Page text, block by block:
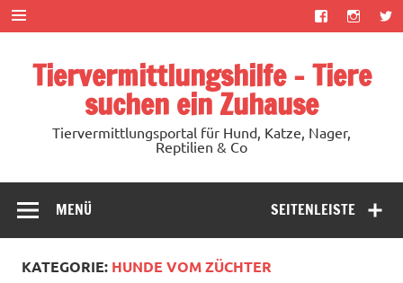
Zum
Inhalt
springen
Tiervermittlungshilfe – Tiere
suchen ein Zuhause
Tiervermittlungsportal für Hund, Katze, Nager,
Reptilien & Co
SEITENLEISTE
MENÜ
KATEGORIE: HUNDE VOM ZÜCHTER